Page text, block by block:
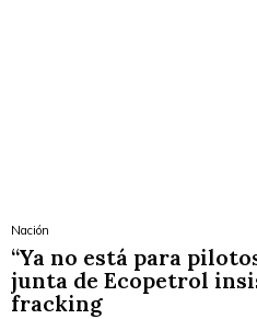
Nación
“Ya no está para
junta de Ecopetrol
fracking